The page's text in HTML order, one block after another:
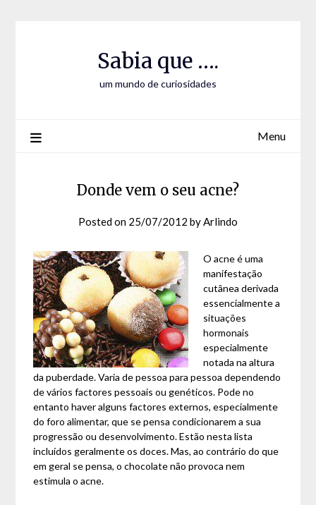
Sabia que ….
um mundo de curiosidades
Menu
Donde vem o seu acne?
Posted on 25/07/2012 byArlindo
O acne é uma
manifestação
cutânea derivada
essencialmente a
situações
hormonais
especialmente
notada na altura
da puberdade. Varia de pessoa para pessoa dependendo
de vários factores pessoais ou genéticos. Pode no
entanto haver alguns factores externos, especialmente
do foro alimentar, que se pensa condicionarem a sua
progressão ou desenvolvimento. Estão nesta lista
incluídos geralmente os doces. Mas, ao contrário do que
em geral se pensa, o chocolate não provoca nem
estimula o acne.